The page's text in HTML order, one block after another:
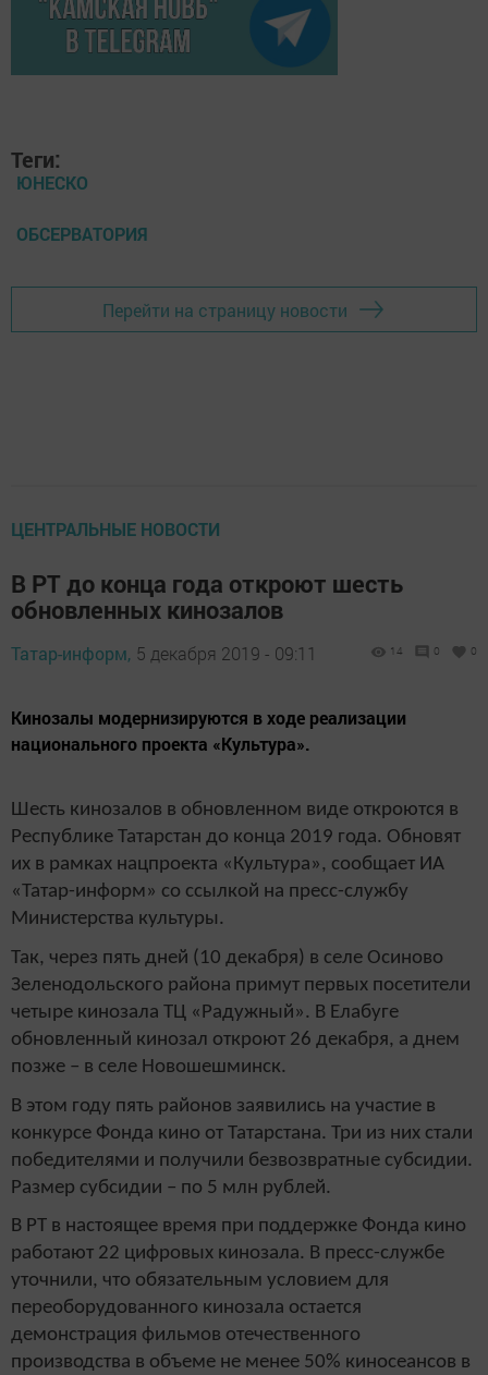
Теги:
ЮНЕСКО
ОБСЕРВАТОРИЯ
Перейти на страницу новости
ЦЕНТРАЛЬНЫЕ НОВОСТИ
В РТ до конца года откроют шесть
обновленных кинозалов
Татар-информ, 5 декабря 2019 - 09:11 14 0 0
Кинозалы модернизируются в ходе реализации
национального проекта «Культура».
Шесть кинозалов в обновленном виде откроются в
Республике Татарстан до конца 2019 года. Обновят
их в рамках нацпроекта «Культура», сообщает ИА
«Татар-информ» со ссылкой на пресс-службу
Министерства культуры.
Так, через пять дней (10 декабря) в селе Осиново
Зеленодольского района примут первых посетители
четыре кинозала ТЦ «Радужный». В Елабуге
обновленный кинозал откроют 26 декабря, а днем
позже – в селе Новошешминск.
В этом году пять районов заявились на участие в
конкурсе Фонда кино от Татарстана. Три из них стали
победителями и получили безвозвратные субсидии.
Размер субсидии – по 5 млн рублей.
В РТ в настоящее время при поддержке Фонда кино
работают 22 цифровых кинозала. В пресс-службе
уточнили, что обязательным условием для
переоборудованного кинозала остается
демонстрация фильмов отечественного
производства в объеме не менее 50% киносеансов в